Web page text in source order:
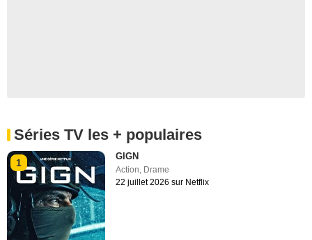
Séries TV les + populaires
1
GIGN
Action, Drame
22 juillet 2026 sur Netflix